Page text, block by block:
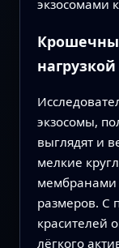
экзосомами
нагрузкой
экзосомы,
выглядят и
мелкие
мембранами
размеров. С
красителей
лёгкого